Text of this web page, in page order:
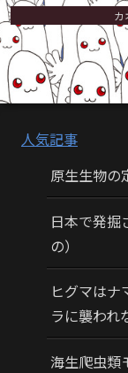
カ
人気記事
原生生物の
日本で発掘
の）
ヒグマはナ
ラに襲われ
海生爬虫